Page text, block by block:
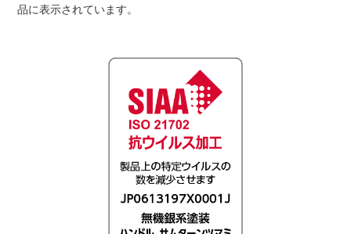
品に表示されています。